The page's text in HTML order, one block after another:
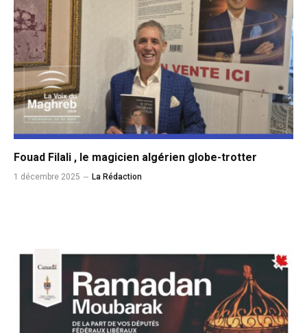
Fouad Filali , le magicien algérien globe-trotter
1 décembre 2025 La Rédaction